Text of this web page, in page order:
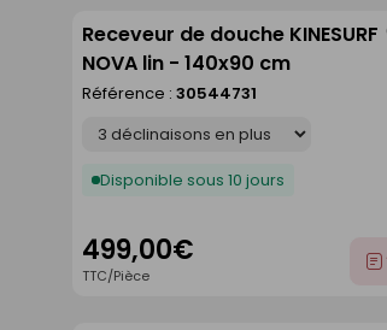
Receveur de douche KINESURF
NOVA lin - 140x90 cm
Référence : 30544731
Disponible sous 10 jours
499,00€
TTC/Pièce